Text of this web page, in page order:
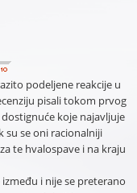
podeljene reakcije u
pisali tokom prvog
koje najavljuje
su se oni racionalniji
te hvalospave i na kraju
i nije se preterano